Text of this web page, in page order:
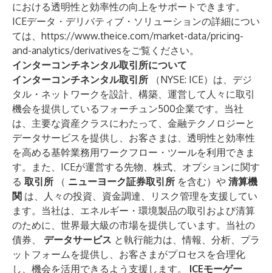
における透明性と効率性の向上をサポートできます。
ICEデータ・デリバティブ・ソリューションの詳細につい
ては、 https://www.theice.com/market-data/pricing-
and-analytics/derivativesをご覧ください。
インターコンチネンタル取引所について
インターコンチネンタル取引所 （NYSE: ICE）は、デジ
タル・ネットワークを設計、構築、運営して人々に取引
機会を提供しているフォーチュン500企業です。当社
は、主要な資産クラスにわたって、金融テクノロジーと
データサービスを提供し、お客さまは、透明性と効率性
を高める基幹業務用ワークフロー・ツールを利用できま
す。また、ICEが運営する先物、株式、オプションに関す
る 取引所 （ ニューヨーク証券取引所 を含む）や 清算機
関 は、人々の投資、資金調達、リスク管理を支援してい
ます。当社は、エネルギー・環境製品の取引および清算
のために、世界最大級の市場を提供しています。当社の
債券、 データサービス と執行能力は、情報、分析、プラ
ットフォームを提供し、お客さまがプロセスを合理化
し、機会を活用できるよう支援します。 ICEモーゲー